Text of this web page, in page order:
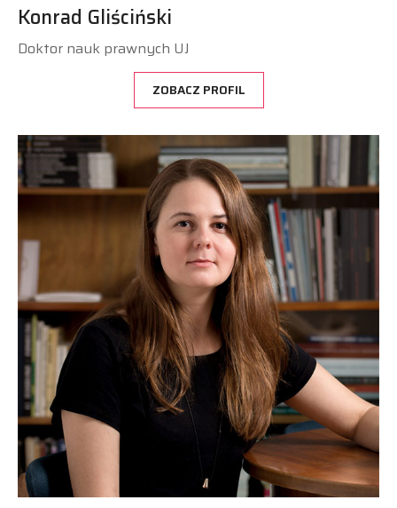
Konrad Gliściński
Doktor nauk prawnych UJ
ZOBACZ PROFIL